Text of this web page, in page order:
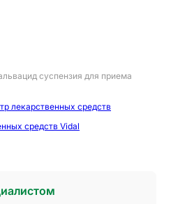
суспензия для приема
лекарственных средств
средств Vidal